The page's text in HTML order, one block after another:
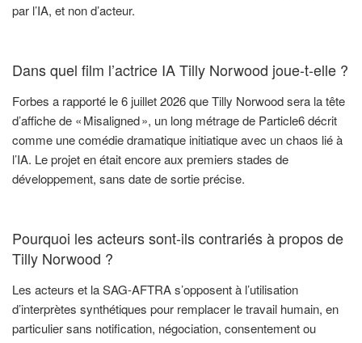
par l’IA, et non d’acteur.
Dans quel film l’actrice IA Tilly Norwood joue-t-elle ?
Forbes a rapporté le 6 juillet 2026 que Tilly Norwood sera la tête
d’affiche de « Misaligned », un long métrage de Particle6 décrit
comme une comédie dramatique initiatique avec un chaos lié à
l’IA. Le projet en était encore aux premiers stades de
développement, sans date de sortie précise.
Pourquoi les acteurs sont-ils contrariés à propos de
Tilly Norwood ?
Les acteurs et la SAG-AFTRA s’opposent à l’utilisation
d’interprètes synthétiques pour remplacer le travail humain, en
particulier sans notification, négociation, consentement ou